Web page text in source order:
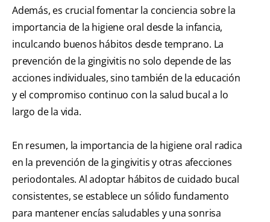
Además, es crucial fomentar la conciencia sobre la
importancia de la higiene oral desde la infancia,
inculcando buenos hábitos desde temprano. La
prevención de la gingivitis no solo depende de las
acciones individuales, sino también de la educación
y el compromiso continuo con la salud bucal a lo
largo de la vida.
En resumen, la importancia de la higiene oral radica
en la prevención de la gingivitis y otras afecciones
periodontales. Al adoptar hábitos de cuidado bucal
consistentes, se establece un sólido fundamento
para mantener encías saludables y una sonrisa